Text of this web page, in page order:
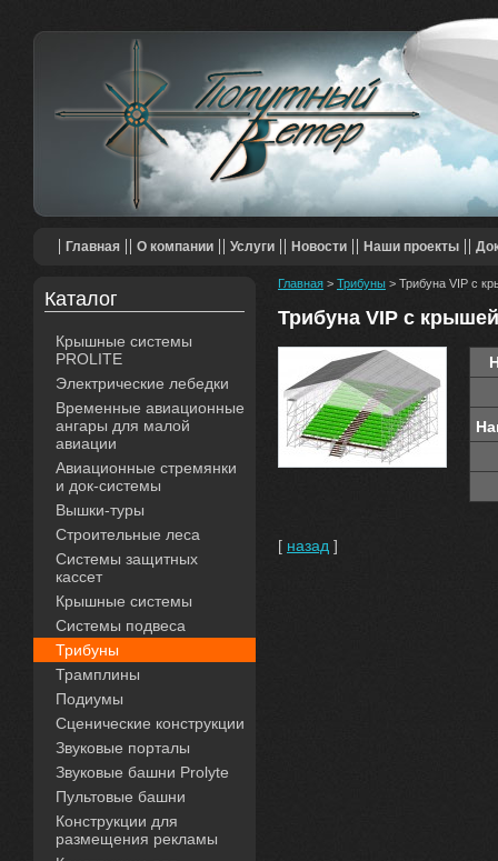
Главная О компании Услуги Новости Наши проекты
Каталог
Крышные системы
PROLITE
Электрические лебедки
Временные авиационные
ангары для малой
авиации
Авиационные стремянки
и док-системы
Вышки-туры
Строительные леса
Системы защитных
кассет
Крышные системы
Системы подвеса
Трибуны
Трамплины
Подиумы
Сценические конструкции
Звуковые порталы
Звуковые башни Prolyte
Пультовые башни
Конструкции для
размещения рекламы
Главная > Трибуны > Трибуна VIP с
Трибуна VIP с
[ назад ]